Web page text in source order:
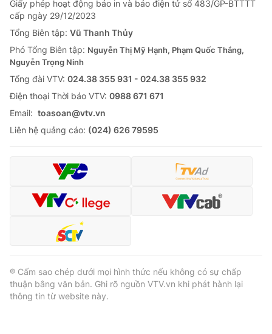
Giấy phép hoạt động báo in và báo điện tử số 483/GP-BTTTT
cấp ngày 29/12/2023
Tổng Biên tập: Vũ Thanh Thủy
Phó Tổng Biên tập: Nguyễn Thị Mỹ Hạnh, Phạm Quốc Thắng,
Nguyễn Trọng Ninh
Tổng đài VTV: 024.38 355 931 - 024.38 355 932
Ðiện thoại Thời báo VTV: 0988 671 671
Email: toasoan@vtv.vn
Liên hệ quảng cáo: (024) 626 79595
® Cấm sao chép dưới mọi hình thức nếu không có sự chấp
thuận bằng văn bản. Ghi rõ nguồn VTV.vn khi phát hành lại
thông tin từ website này.